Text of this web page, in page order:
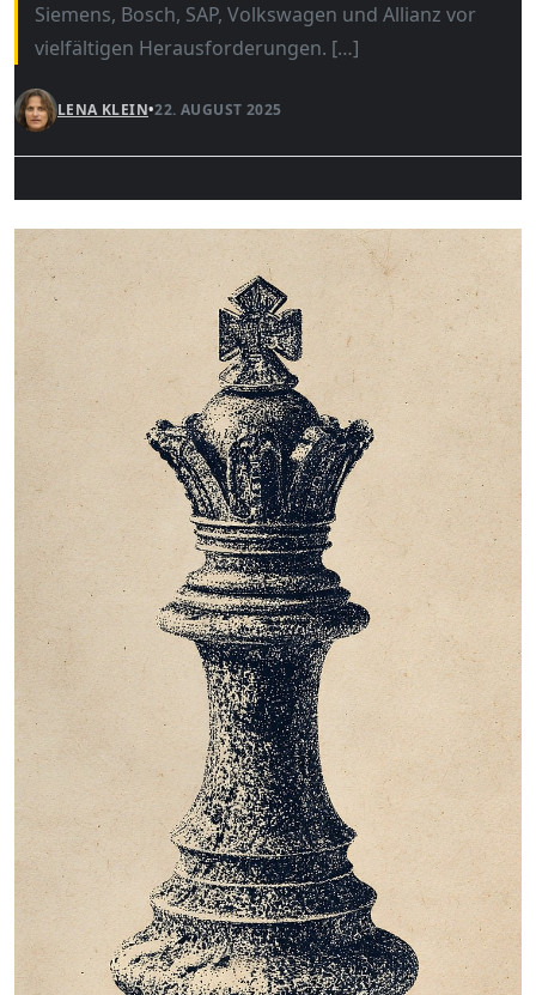
Siemens, Bosch, SAP, Volkswagen und Allianz vor
vielfältigen Herausforderungen. […]
LENA KLEIN•22. AUGUST 2025